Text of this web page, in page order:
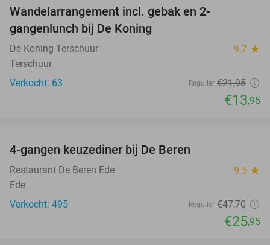
Wandelarrangement incl. gebak en 2-
gangenlunch bij De Koning
De Koning Terschuur 9.7 star
Terschuur
Verkocht: 63
Regulier €21,95
€13,95
4-gangen keuzediner bij De Beren
Restaurant De Beren Ede 9.5 star
Ede
Verkocht: 495
Regulier €47,70
€25,95